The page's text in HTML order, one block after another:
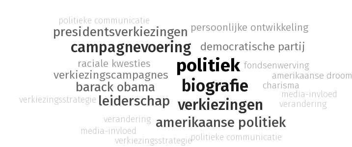
politiek
biografie
verkiezingen
campagnevoering
leiderschap
amerikaanse politiek
barack obama
presidentsverkiezingen
verkiezingscampagnes
democratische partij
raciale kwesties
persoonlijke ontwikkeling
fondsenwerving
amerikaanse droom
charisma
verandering
media-invloed
politieke communicatie
verkiezingsstrategie
verandering
media-invloed
politieke communicatie
verkiezingsstrategie